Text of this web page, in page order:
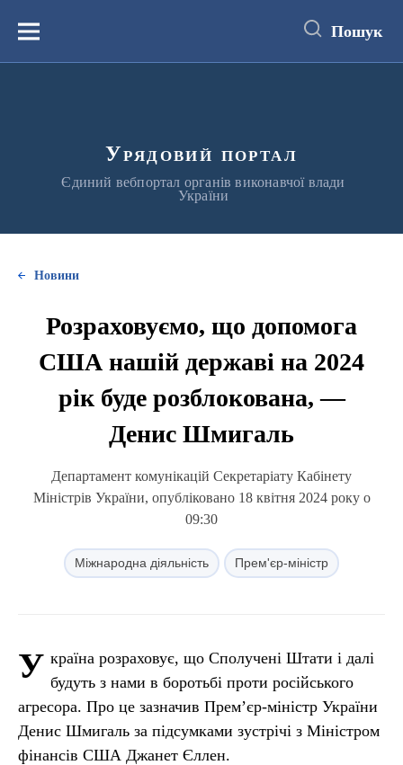
вмістуМеню Пошук
Урядовий портал
Єдиний вебпортал органів виконавчої влади
України
Новини
Розраховуємо, що допомога
США нашій державі на 2024
рік буде розблокована, —
Денис Шмигаль
Департамент комунікацій Секретаріату Кабінету
Міністрів України, опубліковано 18 квітня 2024 року о
09:30
Міжнародна діяльність Прем'єр-міністр
У країна розраховує, що Сполучені Штати і далі
будуть з нами в боротьбі проти російського
агресора. Про це зазначив Прем’єр-міністр України
Денис Шмигаль за підсумками зустрічі з Міністром
фінансів США Джанет Єллен.